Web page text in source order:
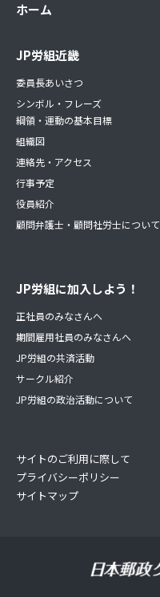
ホーム
JP労組近畿
委員長あいさつ
シンボル・フレーズ
綱領・運動の基本目標
組織図
連絡先・アクセス
行事予定
役員紹介
顧問弁護士・顧問社労士について
JP労組に加入しよう！
正社員のみなさんへ
期間雇用社員のみなさんへ
JP労組の共済活動
サークル紹介
JP労組の政治活動について
サイトのご利用に際して
プライバシーポリシー
サイトマップ